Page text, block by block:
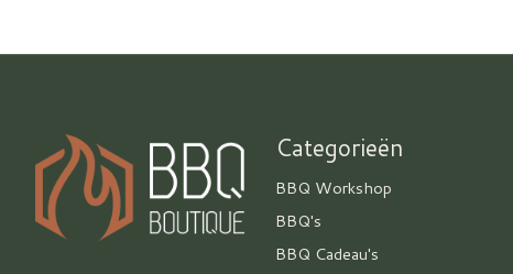
Categorieën
BBQ Workshop
BBQ's
BBQ Cadeau's